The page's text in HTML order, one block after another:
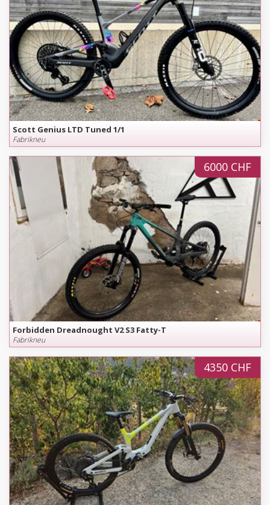
Scott Genius LTD Tuned 1/1
Fabrikneu
6000 CHF
Forbidden Dreadnought V2 S3 Fatty-T
Fabrikneu
4350 CHF